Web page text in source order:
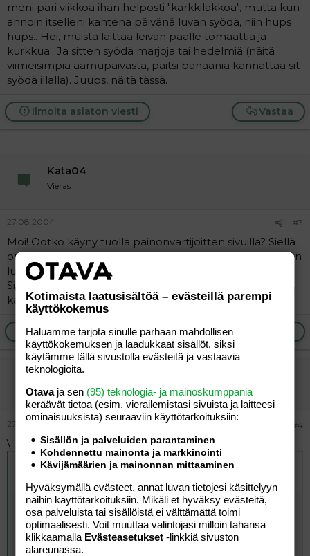
meni pari viikkoa ihan helposti "karkkilakkoa", mutta kun
annoin itselleni kahtena päivänä luvan syödä, niin hups
hups.. Hei, muista laittaa leivän päälle tomaattia ja
kurkkua.. Ja sitten syödä marjoja tai hedelmiä (näitä
viimeisimpiä aamupäivästä, paitsi banaania kannattaa sit
syödä illalla). Juups, näitä tässä.
Vastaa
Ilmoita asiaton viesti
Kata04
Vieras
27.08.2004 #3
Moi! Ootko käyny tuolla painonvartijoitten sivuilla? Siellä
on viestiposti, missä porukka keskustelee. Itseni mukaan
lukien.
Sieltä saa aika hyviä vinkkejä moneen asiaan. Ja ennen
kaikkea tsemppiä!
Ilmoita asiaton viesti
jonnu
Jäsen
27.08.2004 #4
\
Alkuperäinen kirjoittaja27.08.2004 klo 11:05 Reetta-
Hei, muista laittaa leivän päälle tomaattia ja kurkkua.. Ja
sitten syödä marjoja tai hedelmiä (näitä viimeisimpiä
aamupäivästä, paitsi banaania kannattaa sit syödä illalla).
Juups, näitä tässä.
Kotimaista laatusisältöä – evästeillä parempi
käyttökokemus
Haluamme tarjota sinulle parhaan mahdollisen
käyttökokemuksen ja laadukkaat sisällöt, siksi
käytämme tällä sivustolla evästeitä ja vastaavia
teknologioita.
Otavaja sen (95) teknologia- ja mainoskumppania
keräävät tietoa (esim. vierailemis­tasi sivuista ja laitteesi
ominaisuuk­sista) seuraaviin käyttötarkoituksiin:
Sisällön ja palveluiden parantaminen
Kohdennettu mainonta ja markkinointi
Kävijämäärien ja mainonnan mittaaminen
Hyväksymällä evästeet, annat luvan tietojesi käsittelyyn
näihin käyttötarkoituksiin. Mikäli et hyväksy evästeitä,
osa palveluista tai sisällöistä ei välttämättä toimi
optimaalisesti. Voit muuttaa valintojasi milloin tahansa
klikkaamalla Evästeasetukset -linkkiä sivuston
alareunassa.